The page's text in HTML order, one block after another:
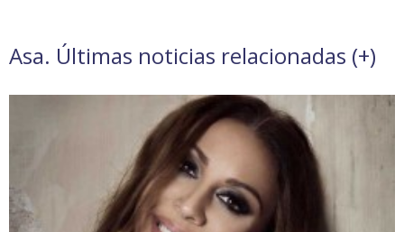
Asa. Últimas noticias relacionadas (+)